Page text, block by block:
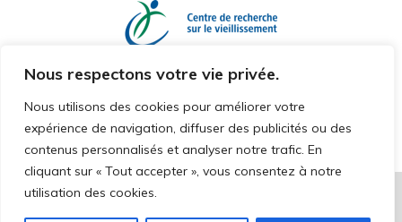
Nous respectons votre vie privée.
Nous utilisons des cookies pour améliorer votre
expérience de navigation, diffuser des publicités ou des
contenus personnalisés et analyser notre trafic. En
cliquant sur « Tout accepter », vous consentez à notre
utilisation des cookies.
2026 © CHAIRE DE RECHERCHE SUR LA MALTRAITANCE ENVERS LES